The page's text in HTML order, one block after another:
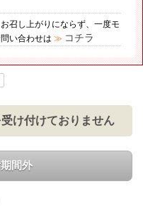
召し上がりにならず、一度モ
い合わせは ≫ コチラ
け付けておりません
間外